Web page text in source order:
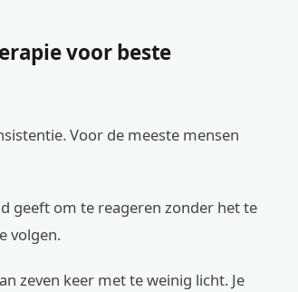
voor beste
Voor de meeste mensen
geeft om te reageren zonder het te
volgen.
zeven keer met te weinig licht. Je